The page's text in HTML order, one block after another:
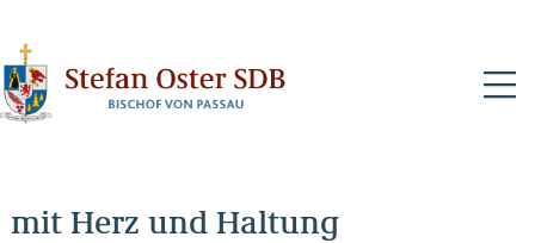
mit Herz und Haltung